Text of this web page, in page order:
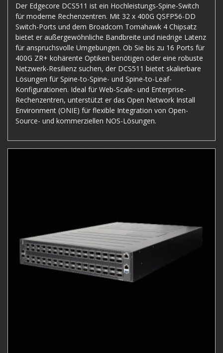
Der Edgecore DCS511 ist ein Hochleistungs-Spine-Switch
für moderne Rechenzentren. Mit 32 x 400G QSFP56-DD
Switch-Ports und dem Broadcom Tomahawk 4 Chipsatz
bietet er außergewöhnliche Bandbreite und niedrige Latenz
für anspruchsvolle Umgebungen. Ob Sie bis zu 16 Ports für
400G ZR+ kohärente Optiken benötigen oder eine robuste
Netzwerk-Resilienz suchen, der DCS511 bietet skalierbare
Lösungen für Spine-to-Spine- und Spine-to-Leaf-
Konfigurationen. Ideal für Web-Scale- und Enterprise-
Rechenzentren, unterstützt er das Open Network Install
Environment (ONIE) für flexible Integration von Open-
Source- und kommerziellen NOS-Lösungen.